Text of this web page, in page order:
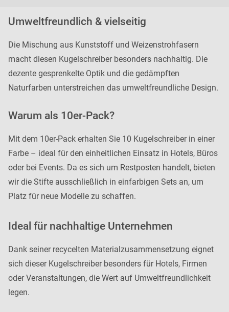
Umweltfreundlich & vielseitig
Die Mischung aus Kunststoff und Weizenstrohfasern
macht diesen Kugelschreiber besonders nachhaltig. Die
dezente gesprenkelte Optik und die gedämpften
Naturfarben unterstreichen das umweltfreundliche Design.
Warum als 10er-Pack?
Mit dem 10er-Pack erhalten Sie 10 Kugelschreiber in einer
Farbe – ideal für den einheitlichen Einsatz in Hotels, Büros
oder bei Events. Da es sich um Restposten handelt, bieten
wir die Stifte ausschließlich in einfarbigen Sets an, um
Platz für neue Modelle zu schaffen.
Ideal für nachhaltige Unternehmen
Dank seiner recycelten Materialzusammensetzung eignet
sich dieser Kugelschreiber besonders für Hotels, Firmen
oder Veranstaltungen, die Wert auf Umweltfreundlichkeit
legen.